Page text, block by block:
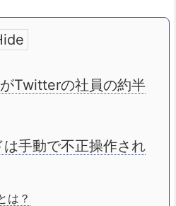
Twitterの社員の約半
手動で不正操作され
は？